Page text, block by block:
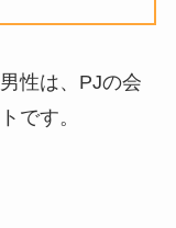
性は、PJの会
です。